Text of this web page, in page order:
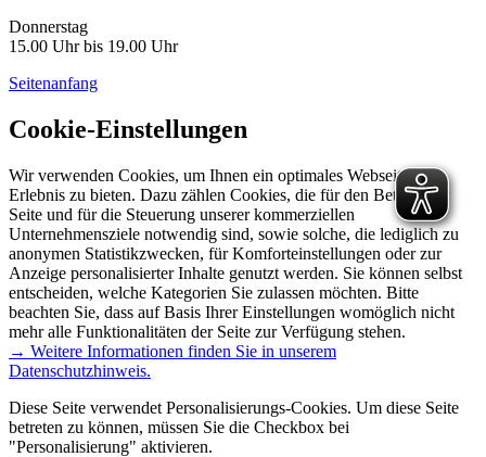
Donnerstag
15.00 Uhr bis 19.00 Uhr
Seitenanfang
Cookie-Einstellungen
Wir verwenden Cookies, um Ihnen ein optimales Webseiten-
Erlebnis zu bieten. Dazu zählen Cookies, die für den Betrieb der
Seite und für die Steuerung unserer kommerziellen
Unternehmensziele notwendig sind, sowie solche, die lediglich zu
anonymen Statistikzwecken, für Komforteinstellungen oder zur
Anzeige personalisierter Inhalte genutzt werden. Sie können selbst
entscheiden, welche Kategorien Sie zulassen möchten. Bitte
beachten Sie, dass auf Basis Ihrer Einstellungen womöglich nicht
mehr alle Funktionalitäten der Seite zur Verfügung stehen.
→ Weitere Informationen finden Sie in unserem
Datenschutzhinweis.
Diese Seite verwendet Personalisierungs-Cookies. Um diese Seite
betreten zu können, müssen Sie die Checkbox bei
"Personalisierung" aktivieren.